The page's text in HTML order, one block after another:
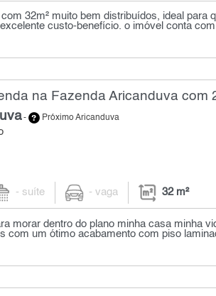
32m² muito bem distribuídos, ideal para
custo-benefício. o imóvel conta
na Fazenda Aricanduva com
- Próximo Aricanduva
- suíte - vaga 32 m²
morar dentro do plano minha casa minha
com um ótimo acabamento com piso